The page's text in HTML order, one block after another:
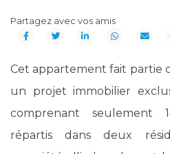
Partagez avec vos amis
Cet appartement fait partie
un projet immobilier
comprenant seulement
répartis dans deux